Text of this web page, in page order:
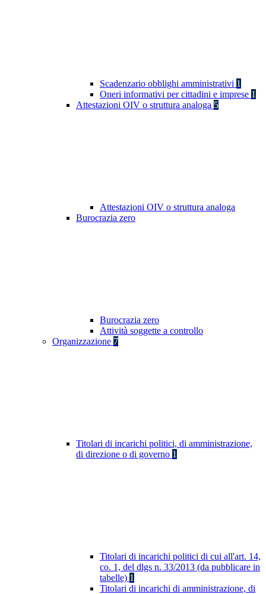
Scadenzario obblighi amministrativi 1
Oneri informativi per cittadini e imprese 1
Attestazioni OIV o struttura analoga 5
Attestazioni OIV o struttura analoga
Burocrazia zero
Burocrazia zero
Attività soggette a controllo
Organizzazione 7
Titolari di incarichi politici, di amministrazione,
di direzione o di governo 1
Titolari di incarichi politici di cui all'art. 14,
co. 1, del dlgs n. 33/2013 (da pubblicare in
tabelle) 1
Titolari di incarichi di amministrazione, di